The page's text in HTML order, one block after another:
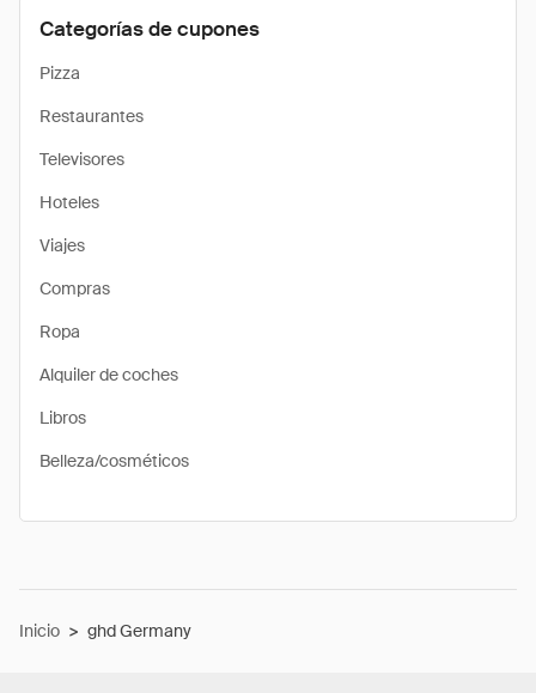
Categorías de cupones
Pizza
Restaurantes
Televisores
Hoteles
Viajes
Compras
Ropa
Alquiler de coches
Libros
Belleza/cosméticos
Inicio > ghd Germany